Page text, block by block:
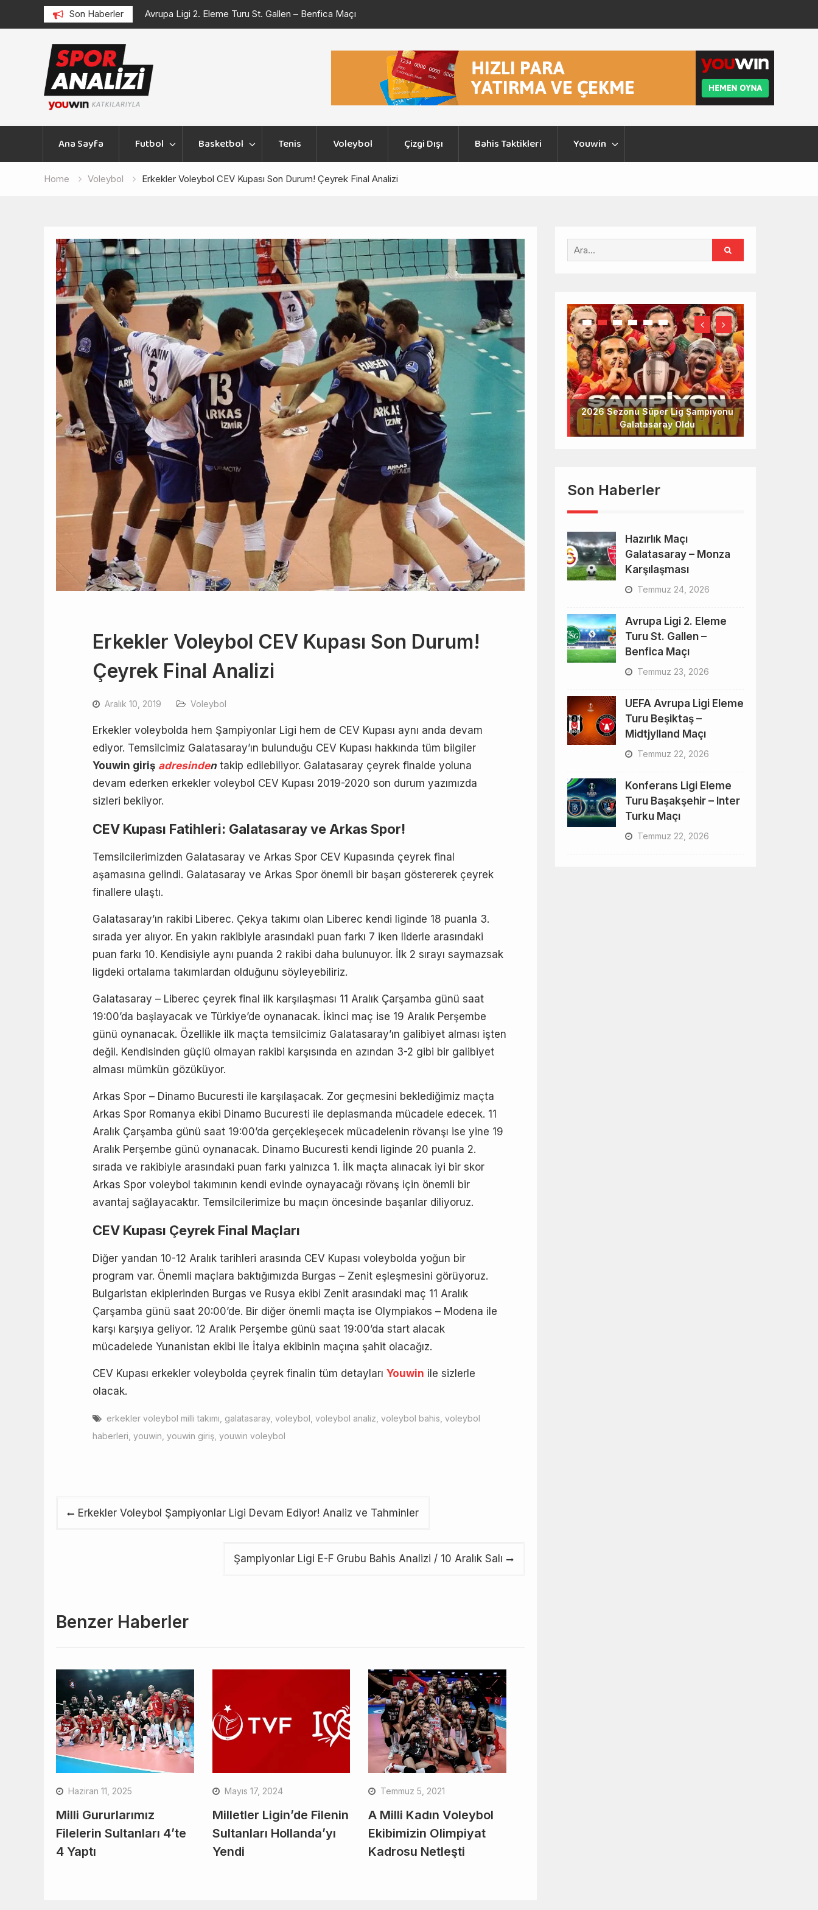
Son Haberler
St. Gallen – Benfica Maçı
UEFA Avrupa Ligi Eleme Turu Beşiktaş – Midtjylland
Maçı
Maçı
Zagreb
Ana Sayfa Futbol Basketbol Tenis Voleybol Çizgi Dışı Bahis Taktikleri Youwin
Home Voleybol Erkekler Voleybol CEV Kupası Son Durum! Çeyrek Final Analizi
Erkekler Voleybol CEV Kupası Son Durum!
Çeyrek Final Analizi
Aralık 10, 2019 Voleybol
Erkekler voleybolda hem Şampiyonlar Ligi hem de CEV Kupası aynı anda devam
ediyor. Temsilcimiz Galatasaray’ın bulunduğu CEV Kupası hakkında tüm bilgiler
Youwin giriş adresinden takip edilebiliyor. Galatasaray çeyrek finalde yoluna
devam ederken erkekler voleybol CEV Kupası 2019-2020 son durum yazımızda
sizleri bekliyor.
CEV Kupası Fatihleri: Galatasaray ve Arkas Spor!
Temsilcilerimizden Galatasaray ve Arkas Spor CEV Kupasında çeyrek final
aşamasına gelindi. Galatasaray ve Arkas Spor önemli bir başarı göstererek çeyrek
finallere ulaştı.
Galatasaray’ın rakibi Liberec. Çekya takımı olan Liberec kendi liginde 18 puanla 3.
sırada yer alıyor. En yakın rakibiyle arasındaki puan farkı 7 iken liderle arasındaki
puan farkı 10. Kendisiyle aynı puanda 2 rakibi daha bulunuyor. İlk 2 sırayı saymazsak
ligdeki ortalama takımlardan olduğunu söyleyebiliriz.
Galatasaray – Liberec çeyrek final ilk karşılaşması 11 Aralık Çarşamba günü saat
19:00’da başlayacak ve Türkiye’de oynanacak. İkinci maç ise 19 Aralık Perşembe
günü oynanacak. Özellikle ilk maçta temsilcimiz Galatasaray’ın galibiyet alması işten
değil. Kendisinden güçlü olmayan rakibi karşısında en azından 3-2 gibi bir galibiyet
alması mümkün gözüküyor.
Arkas Spor – Dinamo Bucuresti ile karşılaşacak. Zor geçmesini beklediğimiz maçta
Arkas Spor Romanya ekibi Dinamo Bucuresti ile deplasmanda mücadele edecek. 11
Aralık Çarşamba günü saat 19:00’da gerçekleşecek mücadelenin rövanşı ise yine 19
Aralık Perşembe günü oynanacak. Dinamo Bucuresti kendi liginde 20 puanla 2.
sırada ve rakibiyle arasındaki puan farkı yalnızca 1. İlk maçta alınacak iyi bir skor
Arkas Spor voleybol takımının kendi evinde oynayacağı rövanş için önemli bir
avantaj sağlayacaktır. Temsilcilerimize bu maçın öncesinde başarılar diliyoruz.
CEV Kupası Çeyrek Final Maçları
Diğer yandan 10-12 Aralık tarihleri arasında CEV Kupası voleybolda yoğun bir
program var. Önemli maçlara baktığımızda Burgas – Zenit eşleşmesini görüyoruz.
Bulgaristan ekiplerinden Burgas ve Rusya ekibi Zenit arasındaki maç 11 Aralık
Çarşamba günü saat 20:00’de. Bir diğer önemli maçta ise Olympiakos – Modena ile
karşı karşıya geliyor. 12 Aralık Perşembe günü saat 19:00’da start alacak
mücadelede Yunanistan ekibi ile İtalya ekibinin maçına şahit olacağız.
CEV Kupası erkekler voleybolda çeyrek finalin tüm detayları Youwin ile sizlerle
olacak.
erkekler voleybol milli takımı galatasaray, voleybol voleybol analiz voleybol bahis voleybol
haberleri youwin youwin giriş youwin voleybol
YazıErkekler Voleybol Şampiyonlar Ligi Devam Ediyor! Analiz ve Tahminler
Şampiyonlar Ligi E-F Grubu Bahis Analizi / 10 Aralık Salı
Benzer Haberler
Haziran 11, 2025
Milli Gururlarımız
Filelerin Sultanları 4’te
4 Yaptı
Mayıs 17, 2024
Milletler Ligin’de Filenin
Sultanları Hollanda’yı
Yendi
Temmuz 5, 2021
A Milli Kadın Voleybol
Ekibimizin Olimpiyat
Kadrosu Netleşti
2026 Sezonu Süper Lig Şampiyonu
Galatasaray Oldu
Son Haberler
Hazırlık Maçı
Galatasaray – Monza
Karşılaşması
Temmuz 24, 2026
Avrupa Ligi 2. Eleme
Turu St. Gallen –
Benfica Maçı
Temmuz 23, 2026
UEFA Avrupa Ligi Eleme
Turu Beşiktaş –
Midtjylland Maçı
Temmuz 22, 2026
Konferans Ligi Eleme
Turu Başakşehir – Inter
Turku Maçı
Temmuz 22, 2026